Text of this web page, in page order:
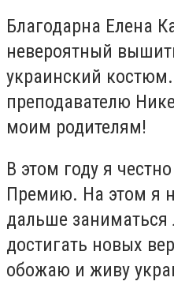
Благодарна Елена
невероятный
украинский
преподавателю
моим родителям!
В этом году я
Премию. На этом я
дальше
достигать новых
обожаю и живу